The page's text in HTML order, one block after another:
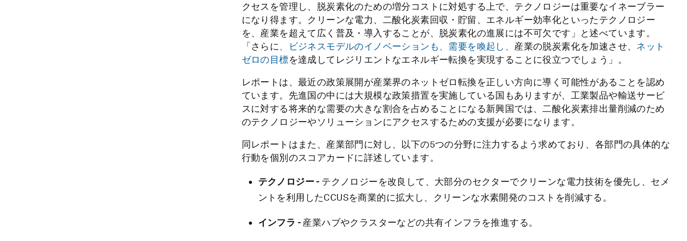
クセスを管理し、脱炭素化のための増分コストに対処する上で、テクノロジーは重要なイネーブラー
になり得ます。クリーンな電力、二酸化炭素回収・貯留、エネルギー効率化といったテクノロジー
を、産業を超えて広く普及・導入することが、脱炭素化の進展には不可欠です」と述べています。
「さらに、ビジネスモデルのイノベーションも、需要を喚起し、 産業の脱炭素化を加速させ、 ネット
ゼロの目標を達成してレジリエントなエネルギー転換を実現することに役立つでしょう」。
レポートは、最近の政策展開が産業界のネットゼロ転換を正しい方向に導く可能性があることを認め
ています。先進国の中には大規模な政策措置を実施している国もありますが、工業製品や輸送サービ
スに対する将来的な需要の大きな割合を占めることになる新興国では、二酸化炭素排出量削減のため
のテクノロジーやソリューションにアクセスするための支援が必要になります。
同レポートはまた、産業部門に対し、以下の5つの分野に注力するよう求めており、各部門の具体的な
行動を個別のスコアカードに詳述しています。
テクノロジー - テクノロジーを改良して、大部分のセクターでクリーンな電力技術を優先し、セメ
ントを利用したCCUSを商業的に拡大し、クリーンな水素開発のコストを削減する。
インフラ -産業ハブやクラスターなどの共有インフラを推進する。